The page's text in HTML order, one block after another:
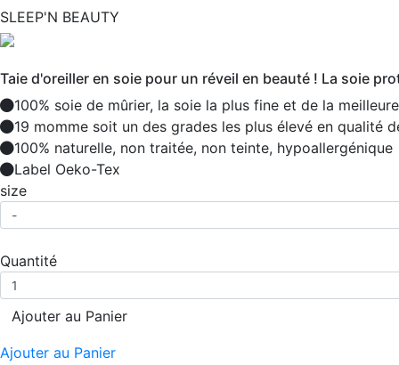
SLEEP'N BEAUTY
Taie d'oreiller en soie pour un réveil en beauté ! La soie
100% soie de mûrier, la soie la plus fine et de la
19 momme soit un des grades les plus élevé en qualité
100% naturelle, non traitée, non teinte, hypoallergénique
Label Oeko-Tex
size
Quantité
Ajouter au Panier
Ajouter au Panier